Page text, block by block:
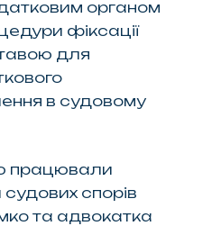
органом
фіксації
для
в судовому
працювали
судових спорів
та адвокатка